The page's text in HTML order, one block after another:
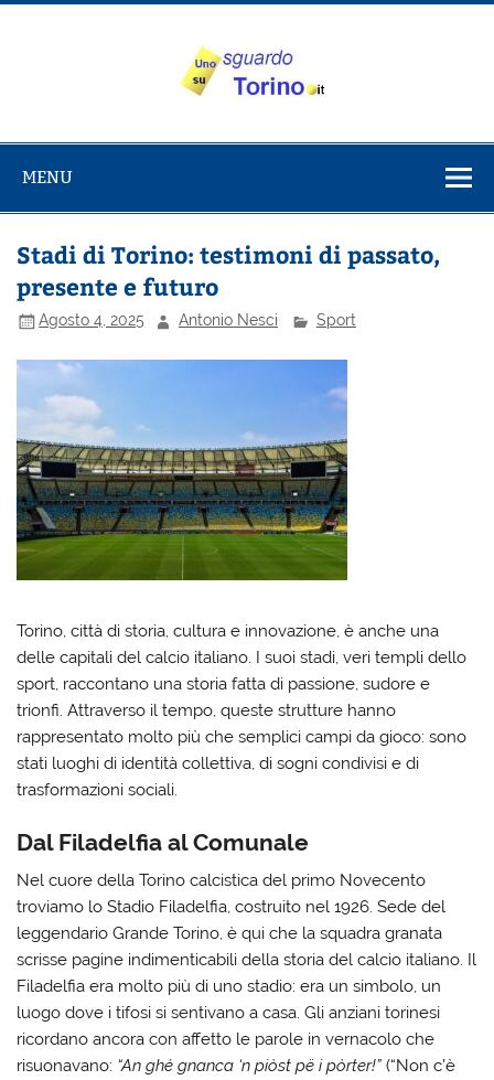
Salta
su Torino
MENU
Stadi di Torino: testimoni di passato,
presente e futuro
Agosto 4, 2025 Antonio Nesci Sport
Torino, città di storia, cultura e innovazione, è anche una
delle capitali del calcio italiano. I suoi stadi, veri templi dello
sport, raccontano una storia fatta di passione, sudore e
trionfi. Attraverso il tempo, queste strutture hanno
rappresentato molto più che semplici campi da gioco: sono
stati luoghi di identità collettiva, di sogni condivisi e di
trasformazioni sociali.
Dal Filadelfia al Comunale
Nel cuore della Torino calcistica del primo Novecento
troviamo lo Stadio Filadelfia, costruito nel 1926. Sede del
leggendario Grande Torino, è qui che la squadra granata
scrisse pagine indimenticabili della storia del calcio italiano. Il
Filadelfia era molto più di uno stadio: era un simbolo, un
luogo dove i tifosi si sentivano a casa. Gli anziani torinesi
ricordano ancora con affetto le parole in vernacolo che
risuonavano: “An ghé gnanca ‘n piòst pë i pòrter!” (“Non c’è